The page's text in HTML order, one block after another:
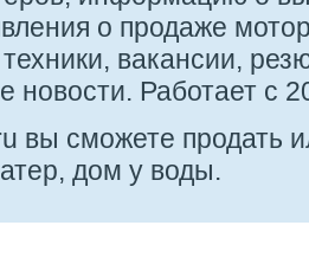
о продаже
вакансии,
новости. Работает с
вы сможете продать
дом у воды.